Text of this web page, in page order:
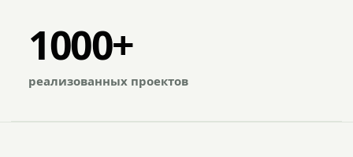
1000+
реализованных проектов